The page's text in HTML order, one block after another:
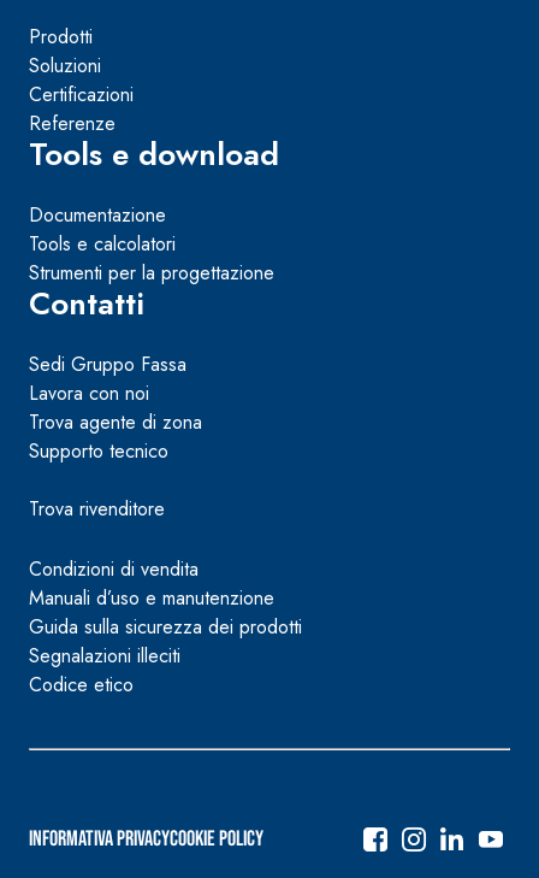
Prodotti
Soluzioni
Certificazioni
Referenze
Tools e download
Documentazione
Tools e calcolatori
Strumenti per la progettazione
Contatti
Sedi Gruppo Fassa
Lavora con noi
Trova agente di zona
Supporto tecnico
Trova rivenditore
Condizioni di vendita
Manuali d’uso e manutenzione
Guida sulla sicurezza dei prodotti
Segnalazioni illeciti
Codice etico
Informativa PrivacyCookie Policy